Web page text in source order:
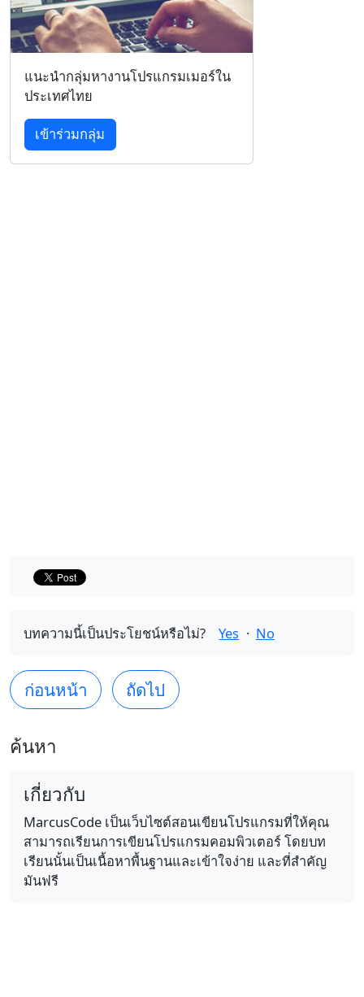
แนะนำกลุ่มหางานโปรแกรมเมอร์ใน
ประเทศไทย
เข้าร่วมกลุ่ม
บทความนี้เป็นประโยชน์หรือไม่? Yes · No
ก่อนหน้า ถัดไป
ค้นหา
เกี่ยวกับ
MarcusCode เป็นเว็บไซต์สอนเขียนโปรแกรมที่ให้คุณ
สามารถเรียนการเขียนโปรแกรมคอมพิวเตอร์ โดยบท
เรียนนั้นเป็นเนื้อหาพื้นฐานและเข้าใจง่าย และที่สำคัญ
มันฟรี